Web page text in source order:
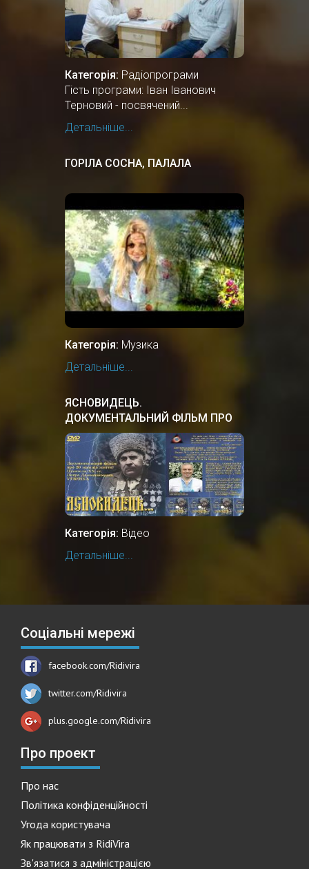
Категорія: Радіопрограми
Гість програми: Іван Іванович
Терновий - посвячений...
Детальніше...
ГОРІЛА СОСНА, ПАЛАЛА
Категорія: Музика
Детальніше...
ЯСНОВИДЕЦЬ.
ДОКУМЕНТАЛЬНИЙ ФIЛЬМ ПРО
УКРАЇНСЬКОГО ПРОРОКА,
ЦІЛИТЕЛЯ.
Категорія: Відео
Детальніше...
Соціальні мережі
facebook.com/Ridivira
twitter.com/Ridivira
plus.google.com/Ridivira
Про проект
Про нас
Політика конфіденційності
Угода користувача
Як працювати з RidiVira
Зв'язатися з адміністрацією